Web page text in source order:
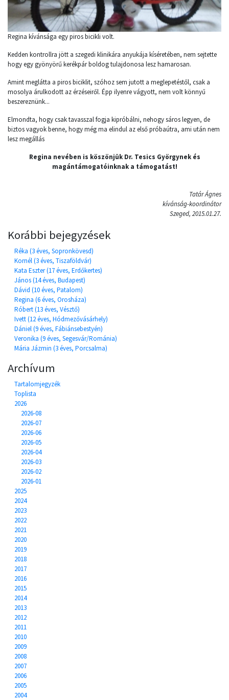
Regina kívánsága egy piros bicikli volt.
Kedden kontrollra jött a szegedi klinikára anyukája kíséretében, nem sejtette
hogy egy gyönyörű kerékpár boldog tulajdonosa lesz hamarosan.
Amint meglátta a piros biciklit, szóhoz sem jutott a meglepetéstől, csak a
mosolya árulkodott az érzéseiről. Épp ilyenre vágyott, nem volt könnyű
beszereznünk...
Elmondta, hogy csak tavasszal fogja kipróbálni, nehogy sáros legyen, de
biztos vagyok benne, hogy még ma elindul az első próbaútra, ami után nem
lesz megállás
Regina nevében is köszönjük Dr. Tesics Györgynek és
magántámogatóinknak a támogatást!
Tatár Ágnes
kívánság-koordinátor
Szeged, 2015.01.27.
Korábbi bejegyzések
Réka (3 éves, Sopronkövesd)
Kornél (3 éves, Tiszaföldvár)
Kata Eszter (17 éves, Erdőkertes)
János (14 éves, Budapest)
Dávid (10 éves, Patalom)
Regina (6 éves, Orosháza)
Róbert (13 éves, Vésztő)
Ivett (12 éves, Hódmezővásárhely)
Dániel (9 éves, Fábiánsebestyén)
Veronika (9 éves, Segesvár/Románia)
Mária Jázmin (3 éves, Porcsalma)
Archívum
Tartalomjegyzék
Toplista
2026
2026-08
2026-07
2026-06
2026-05
2026-04
2026-03
2026-02
2026-01
2025
2024
2023
2022
2021
2020
2019
2018
2017
2016
2015
2014
2013
2012
2011
2010
2009
2008
2007
2006
2005
2004